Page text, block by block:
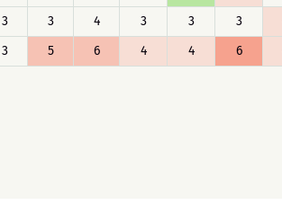
3 3 4 3 3 3
3 5 6 4 4 6